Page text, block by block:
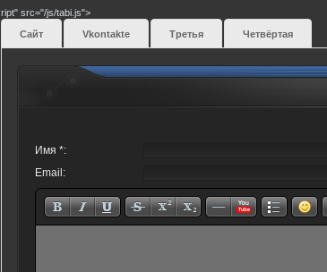
ript" src="/js/tabi.js">
Сайт
Vkontakte Третья Четвёртая
Имя *:
Email: